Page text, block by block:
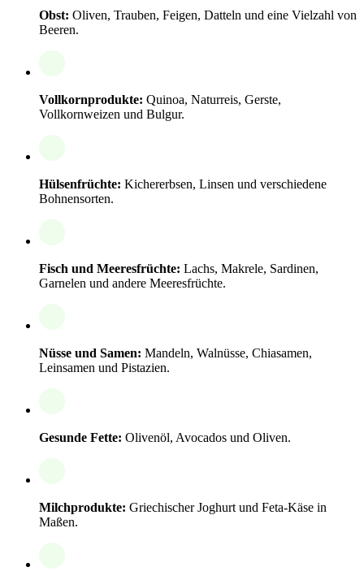
Obst: Oliven, Trauben, Feigen, Datteln und eine Vielzahl von
Beeren.
Vollkornprodukte: Quinoa, Naturreis, Gerste,
Vollkornweizen und Bulgur.
Hülsenfrüchte: Kichererbsen, Linsen und verschiedene
Bohnensorten.
Fisch und Meeresfrüchte: Lachs, Makrele, Sardinen,
Garnelen und andere Meeresfrüchte.
Nüsse und Samen: Mandeln, Walnüsse, Chiasamen,
Leinsamen und Pistazien.
Gesunde Fette: Olivenöl, Avocados und Oliven.
Milchprodukte: Griechischer Joghurt und Feta-Käse in
Maßen.